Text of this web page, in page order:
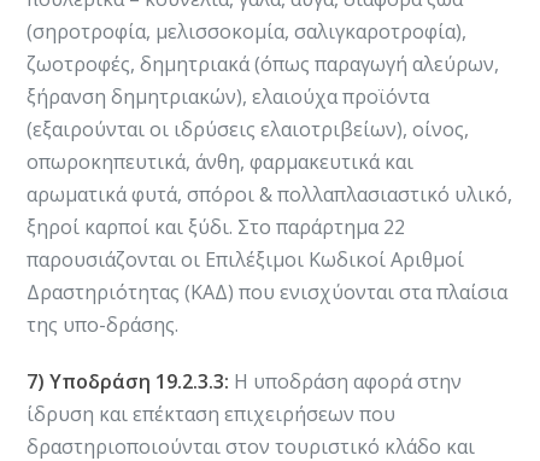
(σηροτροφία, μελισσοκομία, σαλιγκαροτροφία),
ζωοτροφές, δημητριακά (όπως παραγωγή αλεύρων,
ξήρανση δημητριακών), ελαιούχα προϊόντα
(εξαιρούνται οι ιδρύσεις ελαιοτριβείων), οίνος,
οπωροκηπευτικά, άνθη, φαρμακευτικά και
αρωματικά φυτά, σπόροι & πολλαπλασιαστικό υλικό,
ξηροί καρποί και ξύδι. Στο παράρτημα 22
παρουσιάζονται οι Επιλέξιμοι Κωδικοί Αριθμοί
Δραστηριότητας (ΚΑΔ) που ενισχύονται στα πλαίσια
της υπο-δράσης.
7) Υποδράση 19.2.3.3: Η υποδράση αφορά στην
ίδρυση και επέκταση επιχειρήσεων που
δραστηριοποιούνται στον τουριστικό κλάδο και